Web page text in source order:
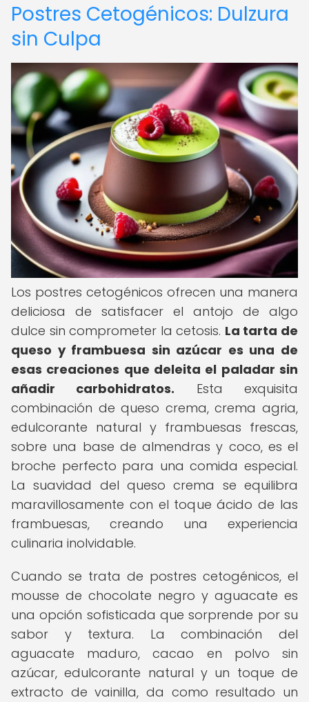
Postres Cetogénicos: Dulzura
sin Culpa
Los postres cetogénicos ofrecen una manera
deliciosa de satisfacer el antojo de algo
dulce sin comprometer la cetosis. La tarta de
queso y frambuesa sin azúcar es una de
esas creaciones que deleita el paladar sin
añadir carbohidratos. Esta exquisita
combinación de queso crema, crema agria,
edulcorante natural y frambuesas frescas,
sobre una base de almendras y coco, es el
broche perfecto para una comida especial.
La suavidad del queso crema se equilibra
maravillosamente con el toque ácido de las
frambuesas, creando una experiencia
culinaria inolvidable.
Cuando se trata de postres cetogénicos, el
mousse de chocolate negro y aguacate es
una opción sofisticada que sorprende por su
sabor y textura. La combinación del
aguacate maduro, cacao en polvo sin
azúcar, edulcorante natural y un toque de
extracto de vainilla, da como resultado un